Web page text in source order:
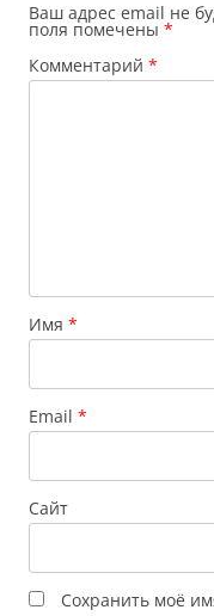
Ваш адрес email не
поля помечены *
Комментарий *
Имя *
Email *
Сайт
Сохранить моё